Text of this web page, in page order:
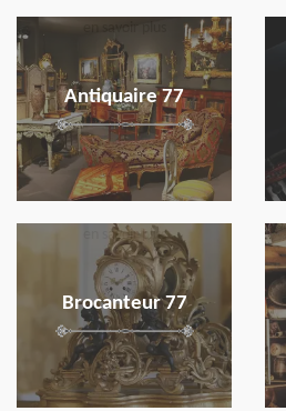
Antiquaire 77
en savoir plus
Brocanteur 77
en savoir plus